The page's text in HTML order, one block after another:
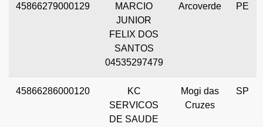
45866279000129
MARCIO
JUNIOR
FELIX DOS
SANTOS
04535297479
Arcoverde PE
45866286000120
KC
SERVICOS
DE SAUDE
Mogi das
Cruzes
SP